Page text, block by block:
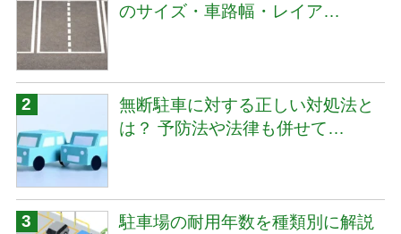
のサイズ・車路幅・レイア…
無断駐車に対する正しい対処法と
は？ 予防法や法律も併せて…
駐車場の耐用年数を種類別に解説